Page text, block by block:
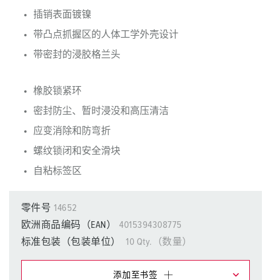
插销表面镀镍
带凸点抓握区的人体工学外壳设计
带密封的浸胶格兰头
橡胶锁紧环
密封防尘、暂时浸没和高压清洁
应变消除和防弯折
螺纹锁闭和安全滑块
自粘标签区
零件号 14652
欧洲商品编码（EAN）
4015394308775
标准包装（包装单位）
10 Qty.（数量）
添加至书签